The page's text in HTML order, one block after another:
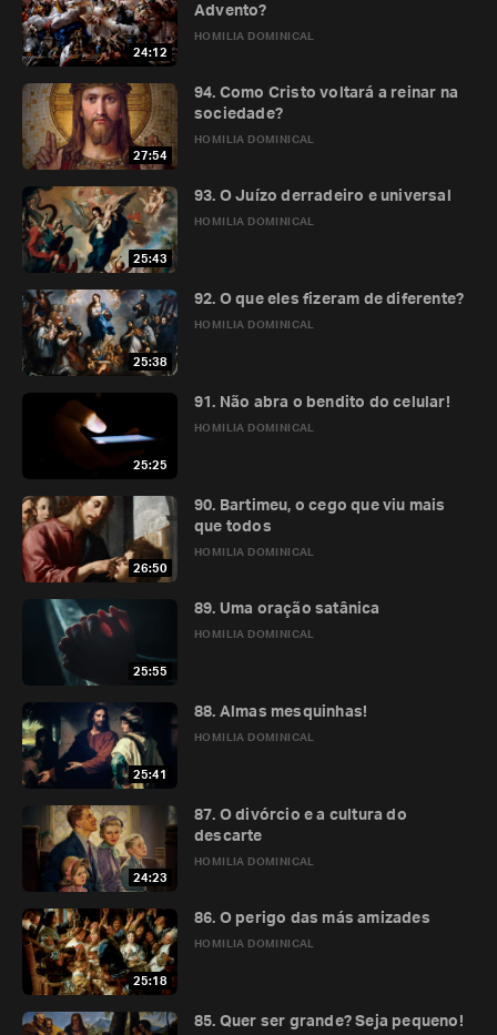
24:12
HOMILIA DOMINICAL
Advento?
27:54
HOMILIA DOMINICAL
94. Como Cristo voltará a reinar na
sociedade?
25:43
HOMILIA DOMINICAL
93. O Juízo derradeiro e universal
25:38
HOMILIA DOMINICAL
92. O que eles fizeram de diferente?
25:25
HOMILIA DOMINICAL
91. Não abra o bendito do celular!
26:50
HOMILIA DOMINICAL
90. Bartimeu, o cego que viu mais
que todos
25:55
HOMILIA DOMINICAL
89. Uma oração satânica
25:41
HOMILIA DOMINICAL
88. Almas mesquinhas!
24:23
HOMILIA DOMINICAL
87. O divórcio e a cultura do
descarte
25:18
HOMILIA DOMINICAL
86. O perigo das más amizades
85. Quer ser grande? Seja pequeno!